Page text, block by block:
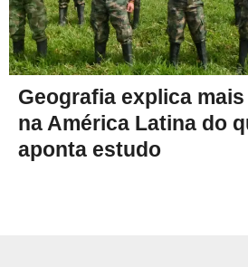
Geografia explica
na América Latina do
aponta estudo